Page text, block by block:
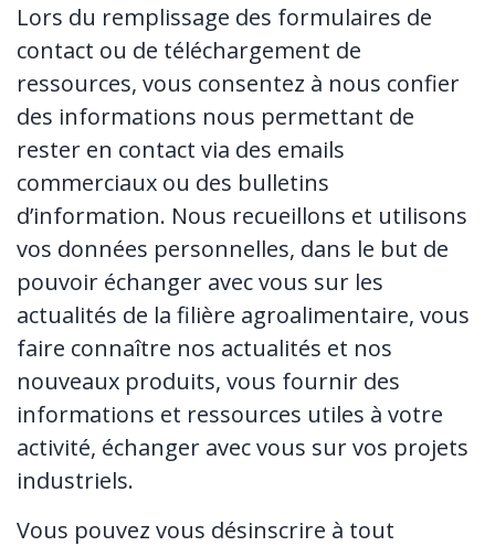
Lors du remplissage des formulaires de
contact ou de téléchargement de
ressources, vous consentez à nous confier
des informations nous permettant de
rester en contact via des emails
commerciaux ou des bulletins
d’information. Nous recueillons et utilisons
vos données personnelles, dans le but de
pouvoir échanger avec vous sur les
actualités de la filière agroalimentaire, vous
faire connaître nos actualités et nos
nouveaux produits, vous fournir des
informations et ressources utiles à votre
activité, échanger avec vous sur vos projets
industriels.
Vous pouvez vous désinscrire à tout